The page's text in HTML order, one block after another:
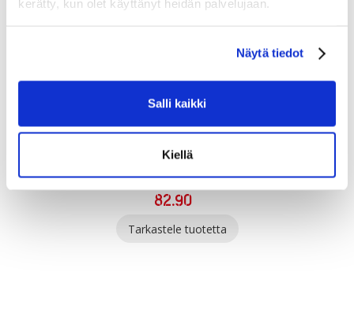
kerätty, kun olet käyttänyt heidän palvelujaan.
Näytä tiedot
Salli kaikki
Kiellä
82.90
Tarkastele tuotetta